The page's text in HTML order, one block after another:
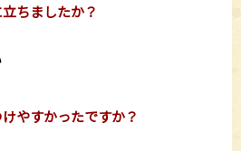
ちましたか？
やすかったですか？